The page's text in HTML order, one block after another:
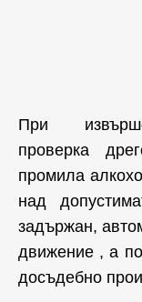
При
проверка
промила
над
задържан,
движение , а
досъдебно